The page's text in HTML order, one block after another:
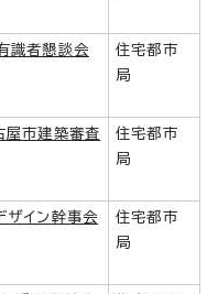
識者懇談会
住宅都市
局
市建築審査
住宅都市
局
ザイン幹事会
住宅都市
局